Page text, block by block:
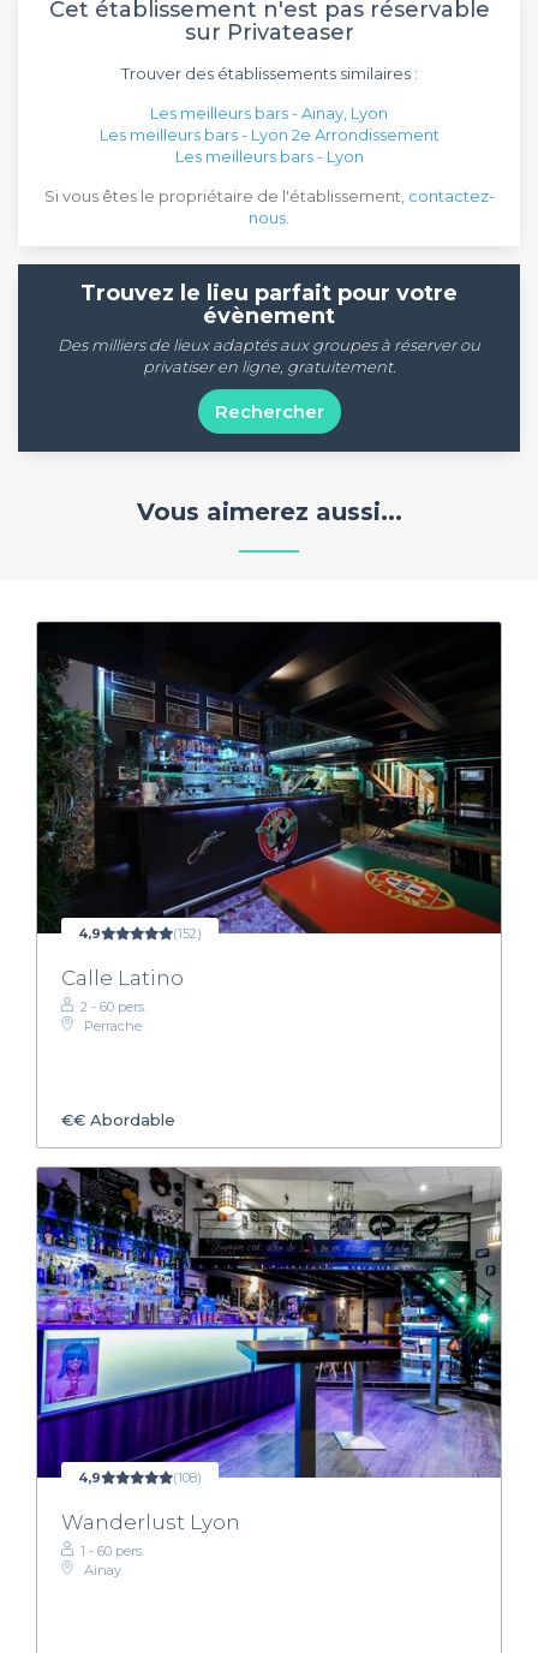
Cet établissement n'est pas réservable
sur Privateaser
Trouver des établissements similaires :
Les meilleurs bars - Ainay, Lyon
Les meilleurs bars - Lyon 2e Arrondissement
Les meilleurs bars - Lyon
Si vous êtes le propriétaire de l'établissement, contactez-
nous
Trouvez le lieu parfait pour votre
évènement
Des milliers de lieux adaptés aux groupes à réserver ou
privatiser en ligne, gratuitement.
Rechercher
Vous aimerez aussi...
4,9 (152)
Calle Latino
2 - 60 pers.
Perrache
€€ Abordable
4,9 (108)
Wanderlust Lyon
1 - 60 pers.
Ainay